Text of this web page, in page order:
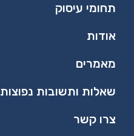
תחומי עיסוק
אודות
מאמרים
שאלות ותשובות נפוצות
צרו קשר